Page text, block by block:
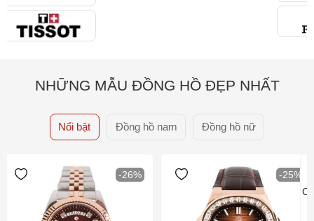
NHỮNG MẪU ĐỒNG HỒ ĐẸP NHẤT
Nổi bật Đồng hồ nam Đồng hồ nữ
-26% -25%